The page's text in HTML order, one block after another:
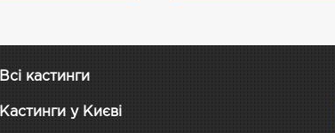
Всі кастинги
Кастинги у Києві